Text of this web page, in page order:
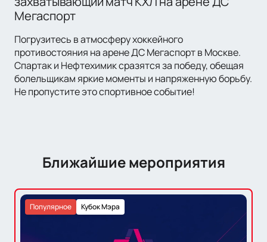
Мегаспорт
Погрузитесь в атмосферу хоккейного
противостояния на арене ДС Мегаспорт в Москве.
Спартак и Нефтехимик сразятся за победу, обещая
болельщикам яркие моменты и напряженную борьбу.
Не пропустите это спортивное событие!
Ближайшие мероприятия
Кубок Мэра
Популярное